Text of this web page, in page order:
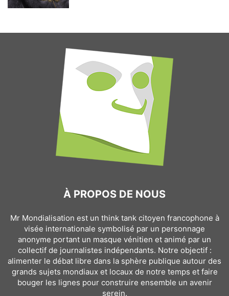
À PROPOS DE NOUS
Mr Mondialisation est un think tank citoyen francophone à
visée internationale symbolisé par un personnage
anonyme portant un masque vénitien et animé par un
collectif de journalistes indépendants. Notre objectif :
alimenter le débat libre dans la sphère publique autour des
grands sujets mondiaux et locaux de notre temps et faire
bouger les lignes pour construire ensemble un avenir
serein.